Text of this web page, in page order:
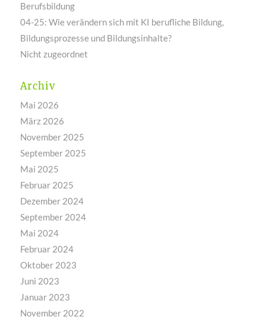
Berufsbildung
04-25: Wie verändern sich mit KI berufliche Bildung,
Bildungsprozesse und Bildungsinhalte?
Nicht zugeordnet
Archiv
Mai 2026
März 2026
November 2025
September 2025
Mai 2025
Februar 2025
Dezember 2024
September 2024
Mai 2024
Februar 2024
Oktober 2023
Juni 2023
Januar 2023
November 2022